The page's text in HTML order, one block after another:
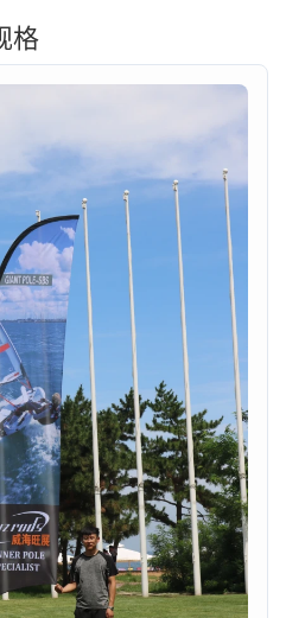
格